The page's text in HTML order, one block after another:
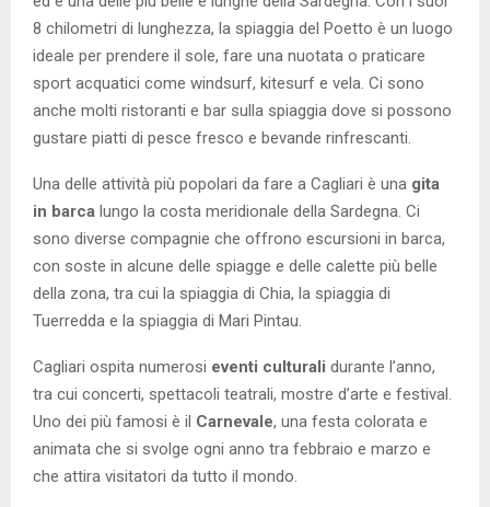
8 chilometri di lunghezza, la spiaggia del Poetto è un luogo
ideale per prendere il sole, fare una nuotata o praticare
sport acquatici come windsurf, kitesurf e vela. Ci sono
anche molti ristoranti e bar sulla spiaggia dove si possono
gustare piatti di pesce fresco e bevande rinfrescanti.
Una delle attività più popolari da fare a Cagliari è una gita
in barca lungo la costa meridionale della Sardegna. Ci
sono diverse compagnie che offrono escursioni in barca,
con soste in alcune delle spiagge e delle calette più belle
della zona, tra cui la spiaggia di Chia, la spiaggia di
Tuerredda e la spiaggia di Mari Pintau.
Cagliari ospita numerosi eventi culturali durante l’anno,
tra cui concerti, spettacoli teatrali, mostre d’arte e festival.
Uno dei più famosi è il Carnevale, una festa colorata e
animata che si svolge ogni anno tra febbraio e marzo e
che attira visitatori da tutto il mondo.